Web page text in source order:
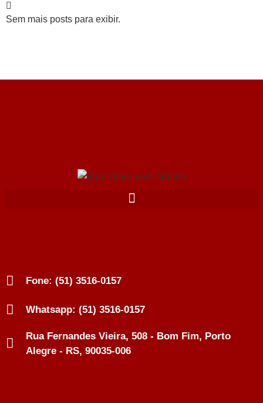
Sem mais posts para exibir.
Fone: (51) 3516-0157
Whatsapp: (51) 3516-0157
Rua Fernandes Vieira, 508 - Bom Fim, Porto
Alegre - RS, 90035-006